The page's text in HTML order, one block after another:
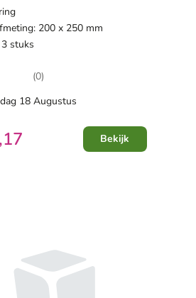
200 x 250 mm
stuks
(0)
18 Augustus
Bekijk